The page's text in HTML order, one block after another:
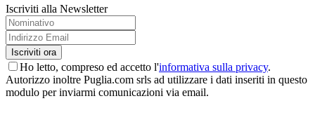
Iscriviti alla Newsletter
Ho letto, compreso ed accetto l'informativa sulla privacy.
Autorizzo inoltre Puglia.com srls ad utilizzare i dati inseriti in questo
modulo per inviarmi comunicazioni via email.